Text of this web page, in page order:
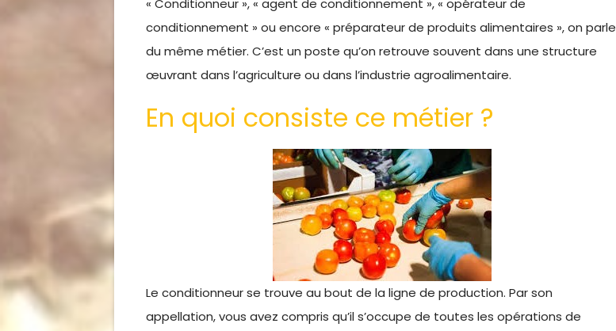
« Conditionneur », « agent de conditionnement », « opérateur de
conditionnement » ou encore « préparateur de produits alimentaires », on parle
du même métier. C’est un poste qu’on retrouve souvent dans une structure
œuvrant dans l’agriculture ou dans l’industrie agroalimentaire.
En quoi consiste ce métier ?
Le conditionneur se trouve au bout de la ligne de production. Par son
appellation, vous avez compris qu’il s’occupe de toutes les opérations de